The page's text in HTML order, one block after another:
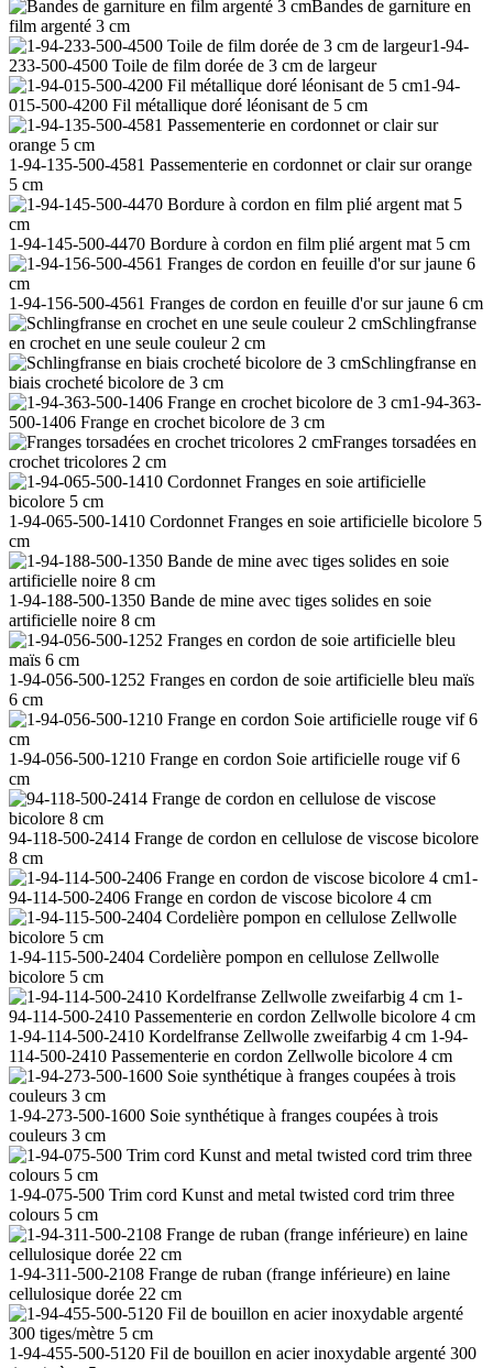
Bandes de garniture en
film argenté 3 cm
1-94-
233-500-4500 Toile de film dorée de 3 cm de largeur
1-94-
015-500-4200 Fil métallique doré léonisant de 5 cm
1-94-135-500-4581 Passementerie en cordonnet or clair sur orange
5 cm
1-94-145-500-4470 Bordure à cordon en film plié argent mat 5 cm
1-94-156-500-4561 Franges de cordon en feuille d'or sur jaune 6 cm
Schlingfranse
en crochet en une seule couleur 2 cm
Schlingfranse en
biais crocheté bicolore de 3 cm
1-94-363-
500-1406 Frange en crochet bicolore de 3 cm
Franges torsadées en
crochet tricolores 2 cm
1-94-065-500-1410 Cordonnet Franges en soie artificielle bicolore 5
cm
1-94-188-500-1350 Bande de mine avec tiges solides en soie
artificielle noire 8 cm
1-94-056-500-1252 Franges en cordon de soie artificielle bleu maïs
6 cm
1-94-056-500-1210 Frange en cordon Soie artificielle rouge vif 6
cm
94-118-500-2414 Frange de cordon en cellulose de viscose bicolore
8 cm
1-
94-114-500-2406 Frange en cordon de viscose bicolore 4 cm
1-94-115-500-2404 Cordelière pompon en cellulose Zellwolle
bicolore 5 cm
1-94-114-500-2410 Kordelfranse Zellwolle zweifarbig 4 cm 1-94-
114-500-2410 Passementerie en cordon Zellwolle bicolore 4 cm
1-94-273-500-1600 Soie synthétique à franges coupées à trois
couleurs 3 cm
1-94-075-500 Trim cord Kunst and metal twisted cord trim three
colours 5 cm
1-94-311-500-2108 Frange de ruban (frange inférieure) en laine
cellulosique dorée 22 cm
1-94-455-500-5120 Fil de bouillon en acier inoxydable argenté 300